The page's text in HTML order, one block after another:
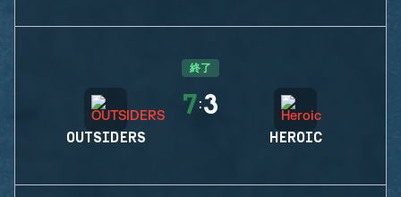
終了
OUTSIDERS
7:3
HEROIC